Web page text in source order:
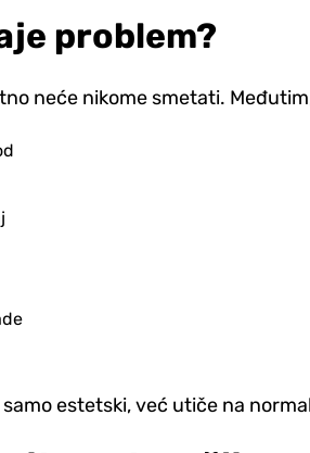
problem?
neće nikome smetati.
estetski, već utiče na